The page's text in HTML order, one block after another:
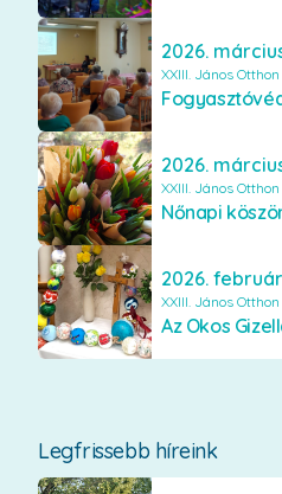
2026.
XXIII. János
2026.
XXIII. János
Nőnapi
2026. február
XXIII. János
Legfrissebb híreink